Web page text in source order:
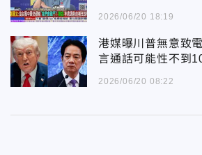
2026/06/20 18:19
港媒曝川普無意致
言通話可能性不到
2026/06/20 08:22